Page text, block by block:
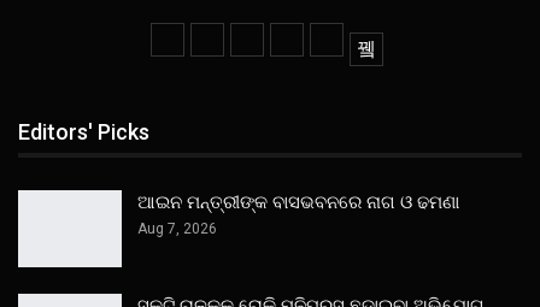
Editors' Picks
ଆଇନ ମନ୍ତ୍ରୀଙ୍କ ବାସଭବନରେ ନାଗ ଓ ଢମଣା
Aug 7, 2026